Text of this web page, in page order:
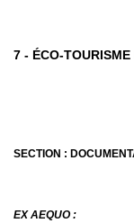
7 - ÉCO-
SECTION :
EX AEQUO :